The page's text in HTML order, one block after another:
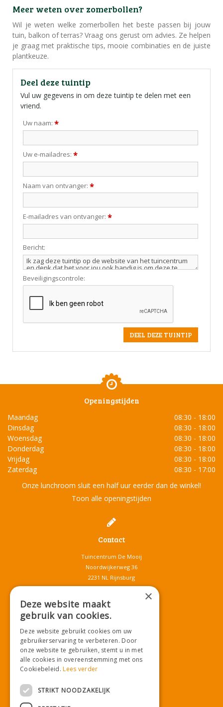
Meer weten over zomerbollen?
Wil je weten welke zomerbollen het beste passen bij jouw
tuin, balkon of terras? Vraag ons gerust om advies. Ze helpen
je graag met praktische tips, mooie combinaties en de juiste
plantkeuze.
Deel deze tuintip
Vul uw gegevens in om deze tuintip te delen met een
vriend.
Uw naam:*
Uw e-mailadres:*
Naam van ontvanger:*
E-mailadres van ontvanger:*
Bericht:
Beveiligingscontrole:
Openingstijden
Maandag
08:30 - 18:00
Dinsdag
08:30 - 18:00
Woensdag
08:30 - 18:00
Donderdag
08:30 - 18:00
Vrijdag
08:30 - 18:00
Zaterdag
08:30 - 17:00
Onze lunchroom sluit een half uur eerder dan de winkel!
Toon alle openingstijden
Contact
Tuincentrum De Mooij
Noordwijkerweg 36
2231 NL Rijnsburg
T.071-4080959
info@tuincentrumdemooij.nl
Download onze App!
×
Deze website maakt
gebruik van cookies.
Deze website gebruikt cookies om uw
gebruikerservaring te verbeteren. Door
onze website te gebruiken, stemt u in met
alle cookies in overeenstemming met ons
Cookiebeleid.Lees verder
STRIKT NOODZAKELIJK